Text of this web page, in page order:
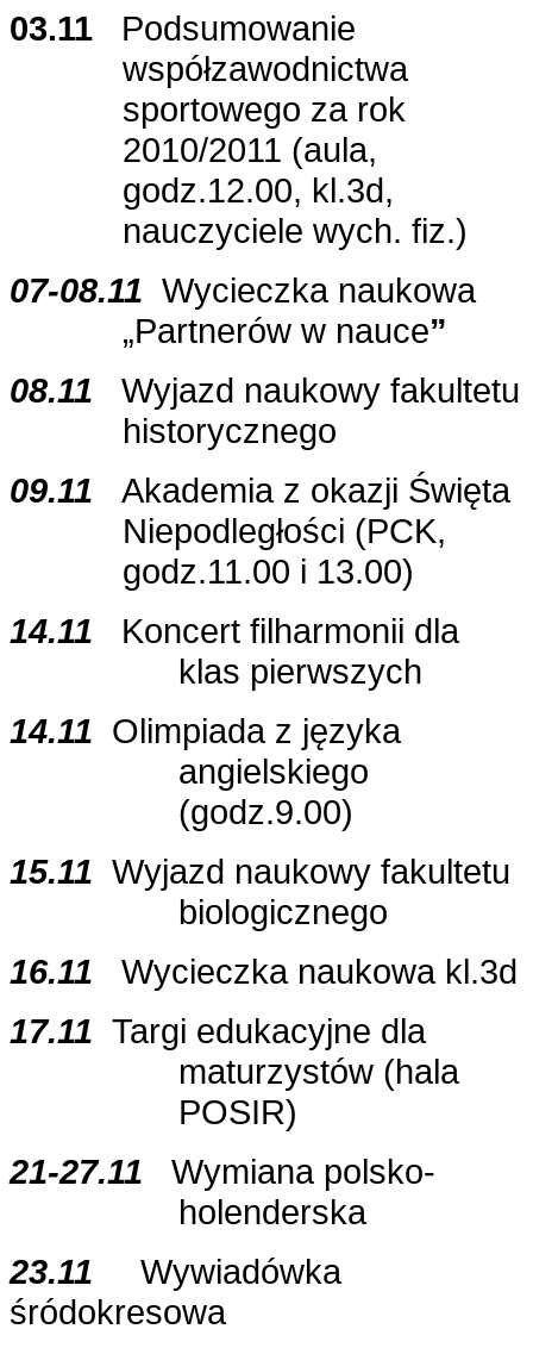
03.11
Podsumowanie
współzawodnictwa
sportowego za rok
2010/2011 (aula,
godz.12.00, kl.3d,
nauczyciele wych. fiz.)
07-08.11 Wycieczka naukowa
„Partnerów w nauce”
08.11
Wyjazd naukowy fakultetu
historycznego
09.11
Akademia z okazji Święta
Niepodległości (PCK,
godz.11.00 i 13.00)
14.11
Koncert filharmonii dla
klas pierwszych
14.11 Olimpiada z języka
angielskiego
(godz.9.00)
15.11 Wyjazd naukowy fakultetu
biologicznego
16.11
Wycieczka naukowa kl.3d
17.11 Targi edukacyjne dla
maturzystów (hala
POSIR)
21-27.11
Wymiana polsko-
holenderska
23.11
Wywiadówka
śródokresowa